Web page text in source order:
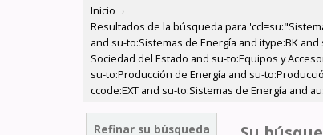
Inicio ›
Resultados de la búsqueda para
and su-to:Sistemas de Energía and itype:BK
Sociedad del Estado and su-to:Equipos y
su-to:Producción de Energía and su-
ccode:EXT and su-to:Sistemas de Energía and
Refinar su búsqueda